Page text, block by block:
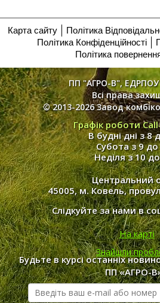
Карта сайту Політика
Політика Конфіденційності
Політика
ПП "АГРО-В", ЕДРПОУ
Всі права
© 2013-2026 Завод
Графік роботи
В будні дні з 8
Субота з 9
Неділя з 10
Знайшли
Центральний
45005, м. Ковель,
На карті
Слідкуйте за нами в
Будьте в курсі останніх
ПП «АГРО-